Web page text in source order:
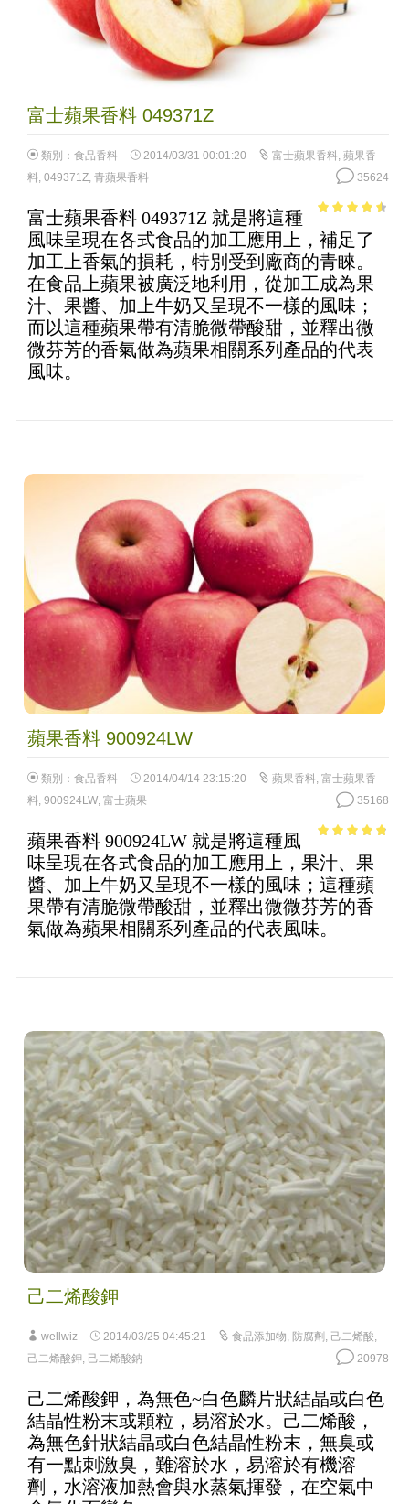
富士蘋果香料 049371Z
類別： 食品香料 2014/03/31 00:01:20 富士蘋果香料, 蘋果香
料, 049371Z, 青蘋果香料 35624
of 5
富士蘋果香料 049371Z 就是將這種
風味呈現在各式食品的加工應用上，補足了
加工上香氣的損耗，特別受到廠商的青睞。
在食品上蘋果被廣泛地利用，從加工成為果
汁、果醬、加上牛奶又呈現不一樣的風味；
而以這種蘋果帶有清脆微帶酸甜，並釋出微
微芬芳的香氣做為蘋果相關系列產品的代表
風味。
蘋果香料 900924LW
類別： 食品香料 2014/04/14 23:15:20 蘋果香料, 富士蘋果香
料, 900924LW, 富士蘋果 35168
5
蘋果香料 900924LW 就是將這種風
味呈現在各式食品的加工應用上，果汁、果
醬、加上牛奶又呈現不一樣的風味；這種蘋
果帶有清脆微帶酸甜，並釋出微微芬芳的香
氣做為蘋果相關系列產品的代表風味。
己二烯酸鉀
wellwiz 2014/03/25 04:45:21 食品添加物 防腐劑 己二烯酸
己二烯酸鉀, 己二烯酸鈉 20978
己二烯酸鉀，為無色~白色麟片狀結晶或白色
結晶性粉末或顆粒，易溶於水。己二烯酸，
為無色針狀結晶或白色結晶性粉末，無臭或
有一點刺激臭，難溶於水，易溶於有機溶
劑，水溶液加熱會與水蒸氣揮發，在空氣中